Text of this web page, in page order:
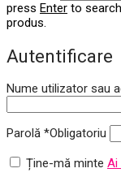
press Enter to search
produs.
Autentificare
Nume utilizator sau
Parolă *Obligatoriu
Ține-mă minte Ai